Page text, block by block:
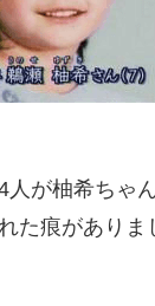
人が柚希ちゃ
た痕があり